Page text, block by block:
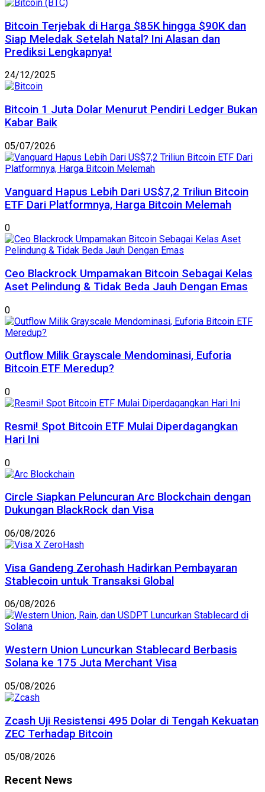
Bitcoin Terjebak di Harga $85K hingga $90K dan
Siap Meledak Setelah Natal? Ini Alasan dan
Prediksi Lengkapnya!
24/12/2025
Bitcoin 1 Juta Dolar Menurut Pendiri Ledger Bukan
Kabar Baik
05/07/2026
Vanguard Hapus Lebih Dari US$7,2 Triliun Bitcoin
ETF Dari Platformnya, Harga Bitcoin Melemah
0
Ceo Blackrock Umpamakan Bitcoin Sebagai Kelas
Aset Pelindung & Tidak Beda Jauh Dengan Emas
0
Outflow Milik Grayscale Mendominasi, Euforia
Bitcoin ETF Meredup?
0
Resmi! Spot Bitcoin ETF Mulai Diperdagangkan
Hari Ini
0
Circle Siapkan Peluncuran Arc Blockchain dengan
Dukungan BlackRock dan Visa
06/08/2026
Visa Gandeng Zerohash Hadirkan Pembayaran
Stablecoin untuk Transaksi Global
06/08/2026
Western Union Luncurkan Stablecard Berbasis
Solana ke 175 Juta Merchant Visa
05/08/2026
Zcash Uji Resistensi 495 Dolar di Tengah Kekuatan
ZEC Terhadap Bitcoin
05/08/2026
Recent News